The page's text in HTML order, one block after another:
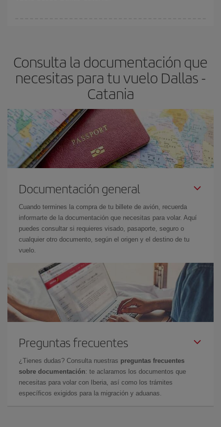
Consulta la documentación que
necesitas para tu vuelo Dallas -
Catania
Documentación general
Cuando termines la compra de tu billete de avión, recuerda
informarte de la documentación que necesitas para volar. Aquí
puedes consultar si requieres visado, pasaporte, seguro o
cualquier otro documento, según el origen y el destino de tu
vuelo.
Preguntas frecuentes
¿Tienes dudas? Consulta nuestras preguntas frecuentes
sobre documentación: te aclaramos los documentos que
necesitas para volar con Iberia, así como los trámites
específicos exigidos para la migración y aduanas.